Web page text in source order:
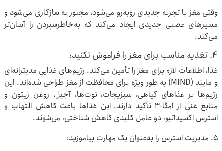
وقتی مغز با تجربه جدیدی روبه‌رو می‌شود، مجبور به سازگاری می‌شود و
مسیرهای عصبی جدیدی ایجاد می‌کند که به‌خاطرسپردن را آسان‌تر
می‌کند.
۴. تغذیه مناسب برای مغز را فراموش نکنید:
غذا، اطلاعات لازم برای مغز را تأمین می‌کند. رژیم‌های غذایی مدیترانه‌ای
و مایند (MIND) به طور ویژه برای محافظت از مغز طراحی شده‌اند. این
رژیم‌ها بر غذاهای گیاهی، سبزیجات، توت‌ها، آجیل، روغن زیتون و
منابع غنی از امگا-۳ تأکید دارند. این غذاها باعث کاهش التهاب و
استرس اکسیداتیو، دو عامل کلیدی کاهش شناختی، می‌شوند.
۵. مدیریت استرس را به‌عنوان یک مهارت بیاموزید: